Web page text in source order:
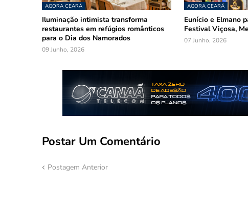
AGORA CEARÁ
Iluminação intimista transforma
restaurantes em refúgios românticos
para o Dia dos Namorados
09 Junho, 2026
AGORA CEARÁ
Eunício e Elmano
Festival Viçosa,
07 Junho, 2026
Postar Um Comentário
Postagem Anterior